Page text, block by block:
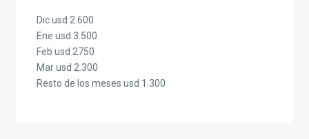
Dic usd 2.600
Ene usd 3.500
Feb usd 2750
Mar usd 2.300
Resto de los meses usd 1.300